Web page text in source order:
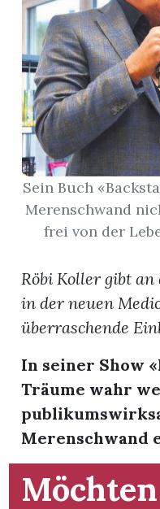
Newsletter
App
Sein Buch
Merenschwand
frei von der
Röbi Koller gibt an
in der neuen
überraschende
In seiner Show
Träume wahr
Merenschwand